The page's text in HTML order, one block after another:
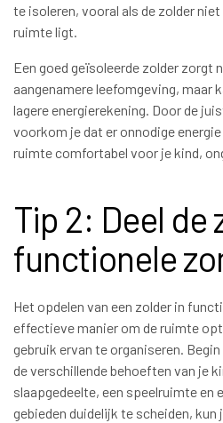
te isoleren, vooral als de zolder
ruimte ligt.
Een goed geïsoleerde zolder zorgt
aangenamere leefomgeving, maar
lagere energierekening. Door de
voorkom je dat er onnodige
ruimte comfortabel voor je kind,
Tip 2: Deel de
functionele
Het opdelen van een zolder in
effectieve manier om de ruimte
gebruik ervan te organiseren.
de verschillende behoeften van je
slaapgedeelte, een speelruimte en
gebieden duidelijk te scheiden,